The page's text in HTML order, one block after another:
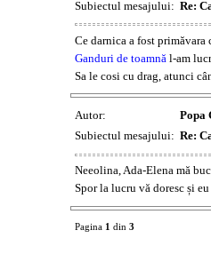
Subiectul mesajului: Re:
Ce darnica a fost primăvara
Ganduri de toamnăl-am
Sa le cosi cu drag, atunci
Autor: Popa
Subiectul mesajului: Re:
Neeolina, Ada-Elena mă
Spor la lucru vă doresc și
Pagina 1 din 3